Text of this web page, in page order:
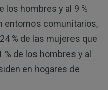
los hombres y al 9 %
entornos comunitarios,
% de las mujeres que
% de los hombres y al
en hogares de